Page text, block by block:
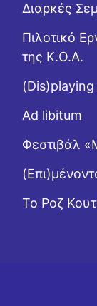
Διαρκές
Πιλοτικό
της Κ.Ο.Α.
Ad libitum
Φεστιβάλ
Το Ροζ